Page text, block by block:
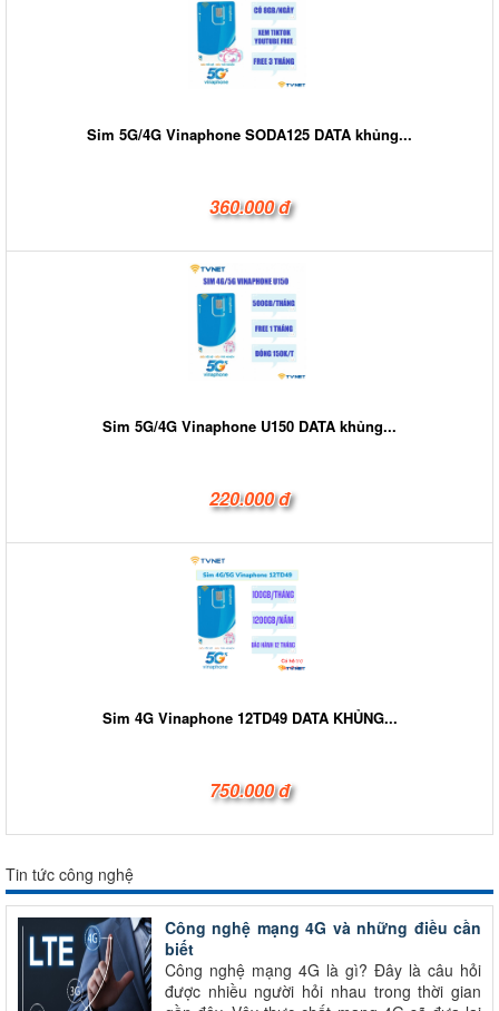
Sim 5G/4G Vinaphone SODA125 DATA khủng...
360.000 đ
Sim 5G/4G Vinaphone U150 DATA khủng...
220.000 đ
Sim 4G Vinaphone 12TD49 DATA KHỦNG...
750.000 đ
Tin tức công nghệ
Công nghệ mạng 4G và những điều cần
biết
Công nghệ mạng 4G là gì? Đây là câu hỏi
được nhiều người hỏi nhau trong thời gian